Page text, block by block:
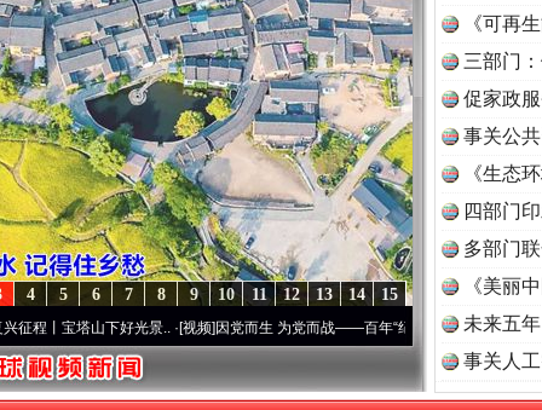
15
14
13
12
11
10
9
8
7
6
5
4
塔山下好光景..·[视频]因党而生 为党而战——百年“纪”事⑧加强纪律.. ·[视频]牢记初
《可再
三部门
促家政
事关公
《生态
读
四部门
多部门
《美丽
未来五
事关人